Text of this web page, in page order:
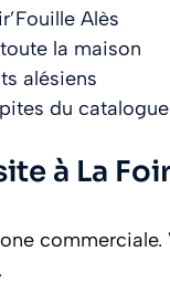
Alès
la maison
alésiens
du catalogue
à La
commerciale.